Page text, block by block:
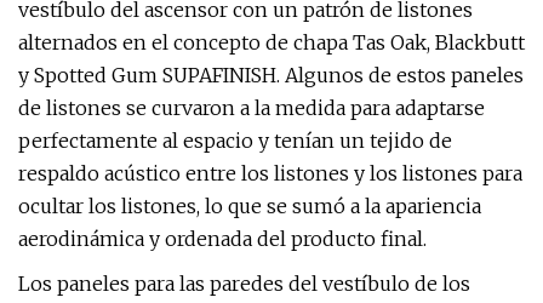
vestíbulo del ascensor con un patrón de listones
alternados en el concepto de chapa Tas Oak, Blackbutt
y Spotted Gum SUPAFINISH. Algunos de estos paneles
de listones se curvaron a la medida para adaptarse
perfectamente al espacio y tenían un tejido de
respaldo acústico entre los listones y los listones para
ocultar los listones, lo que se sumó a la apariencia
aerodinámica y ordenada del producto final.
Los paneles para las paredes del vestíbulo de los